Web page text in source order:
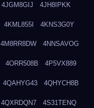
4JGM8GIJ 4JH8IPKK
4KML855I 4KNS3G0Y
4M8RR8DW 4NNSAVOG
4ORR508B 4P5VX889
4QAHYG43 4QHYCH8B
4QXRDQN7 4S31TENQ